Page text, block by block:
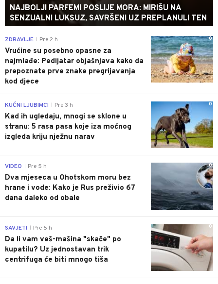
NAJBOLJI PARFEMI POSLIJE MORA: MIRIŠU NA
SENZUALNI LUKSUZ, SAVRŠENI UZ PREPLANULI TEN
0
ZDRAVLJE Pre 2 h
Vrućine su posebno opasne za
najmlađe: Pedijatar objašnjava kako da
prepoznate prve znake pregrijavanja
kod djece
0
KUĆNI LJUBIMCI Pre 3 h
Kad ih ugledaju, mnogi se sklone u
stranu: 5 rasa pasa koje iza moćnog
izgleda kriju nježnu narav
0
VIDEO Pre 5 h
Dva mjeseca u Ohotskom moru bez
hrane i vode: Kako je Rus preživio 67
dana daleko od obale
0
SAVJETI Pre 5 h
Da li vam veš-mašina "skače" po
kupatilu? Uz jednostavan trik
centrifuga će biti mnogo tiša